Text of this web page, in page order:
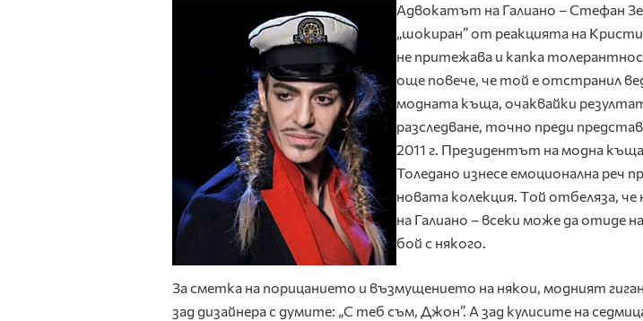
Адвокатът на Галиано – Стефан
„шокиран” от реакцията на
не притежава и капка
още повече, че той е отстранил
модната къща, очаквайки
разследване, точно преди
2011 г. Президентът на модна
Толедано изнесе емоционална реч
новата колекция. Tой отбеляза,
на Галиано – всеки може да отиде
бой с някого.
За сметка на порицанието и възмущението на някои, модният
зад дизайнера с думите: „С теб съм, Джон”. А зад кулисите на